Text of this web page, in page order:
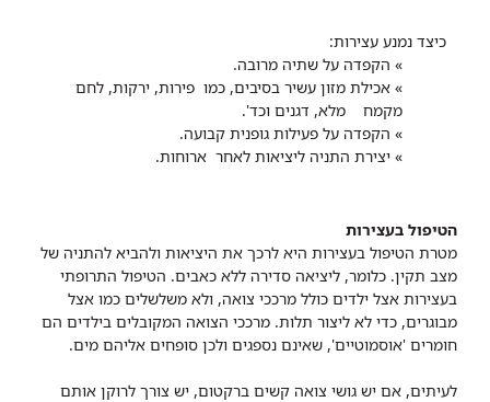
כיצד נמנע עצירות:
» הקפדה על שתיה מרובה.
» אכילת מזון עשיר בסיבים, כמו פירות, ירקות, לחם
מקמח
מלא, דגנים וכד'.
» הקפדה על פעילות גופנית קבועה.
» יצירת התניה ליציאות לאחר ארוחות.
הטיפול בעצירות
מטרת הטיפול בעצירות היא לרכך את היציאות ולהביא להתניה של
מצב תקין. כלומר, ליציאה סדירה ללא כאבים. הטיפול התרופתי
בעצירות אצל ילדים כולל מרככי צואה, ולא משלשלים כמו אצל
מבוגרים, כדי לא ליצור תלות. מרככי הצואה המקובלים בילדים הם
חומרים 'אוסמוטיים', שאינם נספגים ולכן סופחים אליהם מים.
לעיתים, אם יש גושי צואה קשים ברקטום, יש צורך לרוקן אותם